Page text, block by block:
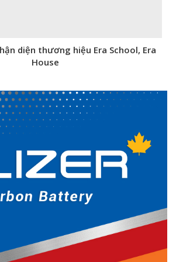
diện thương hiệu Era School, Era
House